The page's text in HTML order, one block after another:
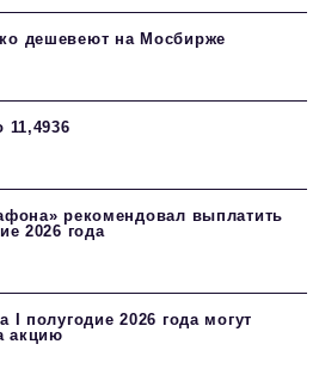
дешевеют на Мосбирже
11,4936
рекомендовал выплатить
2026 года
I полугодие 2026 года могут
акцию